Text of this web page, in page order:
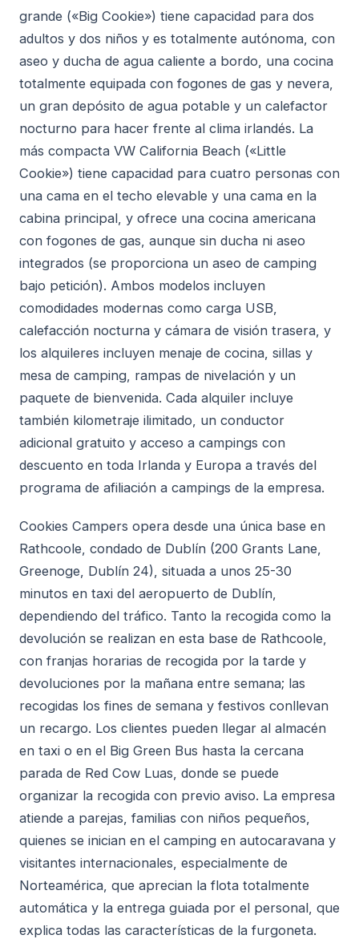
grande («Big Cookie») tiene capacidad para dos
adultos y dos niños y es totalmente autónoma, con
aseo y ducha de agua caliente a bordo, una cocina
totalmente equipada con fogones de gas y nevera,
un gran depósito de agua potable y un calefactor
nocturno para hacer frente al clima irlandés. La
más compacta VW California Beach («Little
Cookie») tiene capacidad para cuatro personas con
una cama en el techo elevable y una cama en la
cabina principal, y ofrece una cocina americana
con fogones de gas, aunque sin ducha ni aseo
integrados (se proporciona un aseo de camping
bajo petición). Ambos modelos incluyen
comodidades modernas como carga USB,
calefacción nocturna y cámara de visión trasera, y
los alquileres incluyen menaje de cocina, sillas y
mesa de camping, rampas de nivelación y un
paquete de bienvenida. Cada alquiler incluye
también kilometraje ilimitado, un conductor
adicional gratuito y acceso a campings con
descuento en toda Irlanda y Europa a través del
programa de afiliación a campings de la empresa.
Cookies Campers opera desde una única base en
Rathcoole, condado de Dublín (200 Grants Lane,
Greenoge, Dublín 24), situada a unos 25-30
minutos en taxi del aeropuerto de Dublín,
dependiendo del tráfico. Tanto la recogida como la
devolución se realizan en esta base de Rathcoole,
con franjas horarias de recogida por la tarde y
devoluciones por la mañana entre semana; las
recogidas los fines de semana y festivos conllevan
un recargo. Los clientes pueden llegar al almacén
en taxi o en el Big Green Bus hasta la cercana
parada de Red Cow Luas, donde se puede
organizar la recogida con previo aviso. La empresa
atiende a parejas, familias con niños pequeños,
quienes se inician en el camping en autocaravana y
visitantes internacionales, especialmente de
Norteamérica, que aprecian la flota totalmente
automática y la entrega guiada por el personal, que
explica todas las características de la furgoneta.